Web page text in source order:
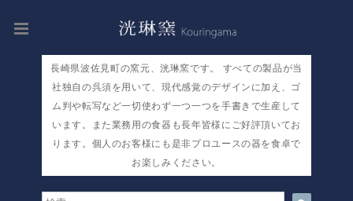
長崎県波佐見町の窯元、洸琳窯です。 すべての製品が当
社独自の呉須を用いて、現代感覚のデザインに加え、ゴ
ム判や転写など一切使わず一つ一つを手書きで生産して
います。また業務用の食器も長年皆様にご好評頂いてお
ります。個人のお客様にも是非プロユースの器を食卓で
お楽しみください。